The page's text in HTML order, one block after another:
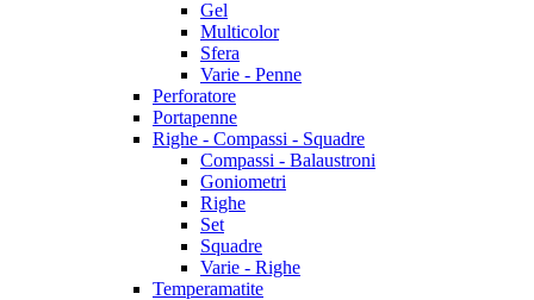
Gel
Multicolor
Sfera
Varie - Penne
Perforatore
Portapenne
Righe - Compassi - Squadre
Compassi - Balaustroni
Goniometri
Righe
Set
Squadre
Varie - Righe
Temperamatite